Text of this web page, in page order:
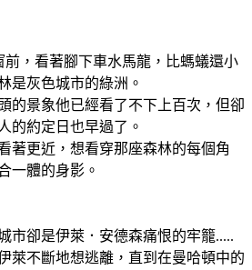
，看著腳下車水馬龍，比螞蟻還小
是灰色城市的綠洲。
的景象他已經看了不下上百次，但卻
的約定日也早過了。
著更近，想看穿那座森林的每個角
一體的身影。
市卻是伊萊．安德森痛恨的牢籠.....
萊不斷地想逃離，直到在曼哈頓中的